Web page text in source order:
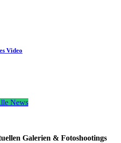
Video
News
Galerien & Fotoshootings